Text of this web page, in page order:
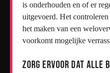
is onderhouden en of er
uitgevoerd. Het
het maken van een
voorkomt mogelijke
Zorg ervoor dat alle